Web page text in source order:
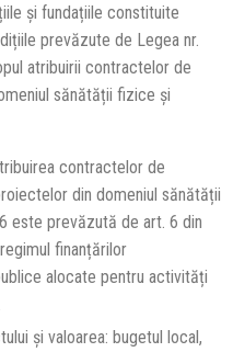
și fundațiile constituite
prevăzute de Legea nr.
atribuirii contractelor de
sănătății fizice și
contractelor de
din domeniul sănătății
este prevăzută de art. 6 din
finanțărilor
alocate pentru activități
și valoarea: bugetul local,